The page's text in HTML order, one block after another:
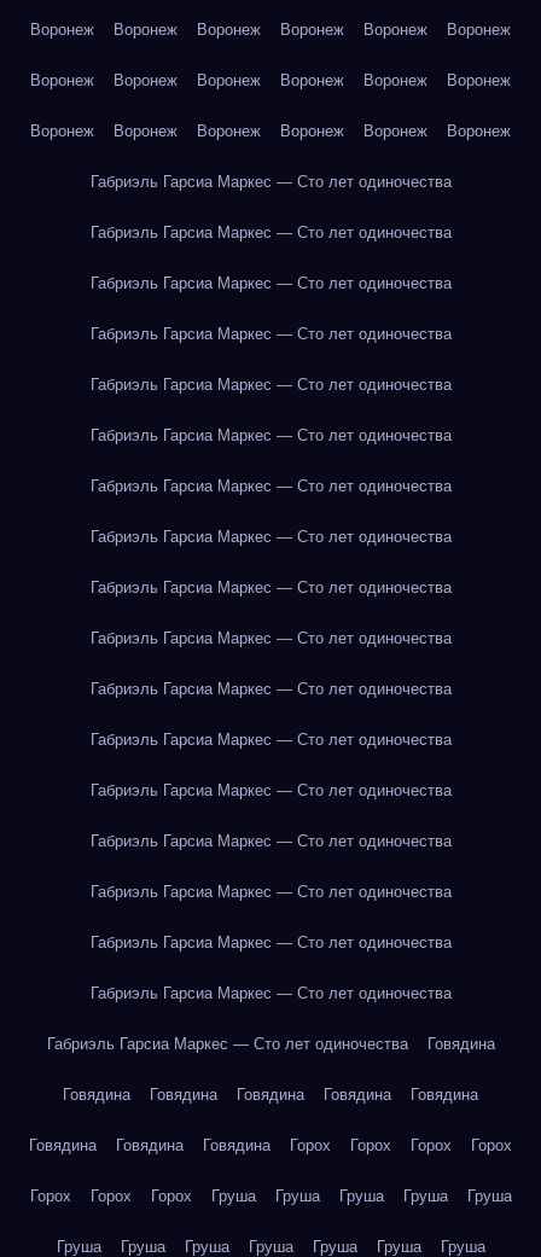
Воронеж Воронеж Воронеж Воронеж Воронеж Воронеж
Воронеж Воронеж Воронеж Воронеж Воронеж Воронеж
Воронеж Воронеж Воронеж Воронеж Воронеж Воронеж
Габриэль Гарсиа Маркес — Сто лет одиночества
Габриэль Гарсиа Маркес — Сто лет одиночества
Габриэль Гарсиа Маркес — Сто лет одиночества
Габриэль Гарсиа Маркес — Сто лет одиночества
Габриэль Гарсиа Маркес — Сто лет одиночества
Габриэль Гарсиа Маркес — Сто лет одиночества
Габриэль Гарсиа Маркес — Сто лет одиночества
Габриэль Гарсиа Маркес — Сто лет одиночества
Габриэль Гарсиа Маркес — Сто лет одиночества
Габриэль Гарсиа Маркес — Сто лет одиночества
Габриэль Гарсиа Маркес — Сто лет одиночества
Габриэль Гарсиа Маркес — Сто лет одиночества
Габриэль Гарсиа Маркес — Сто лет одиночества
Габриэль Гарсиа Маркес — Сто лет одиночества
Габриэль Гарсиа Маркес — Сто лет одиночества
Габриэль Гарсиа Маркес — Сто лет одиночества
Габриэль Гарсиа Маркес — Сто лет одиночества
Габриэль Гарсиа Маркес — Сто лет одиночества Говядина
Говядина Говядина Говядина Говядина Говядина
Говядина Говядина Говядина Горох Горох Горох Горох
Горох Горох Горох Груша Груша Груша Груша Груша
Груша Груша Груша Груша Груша Груша Груша